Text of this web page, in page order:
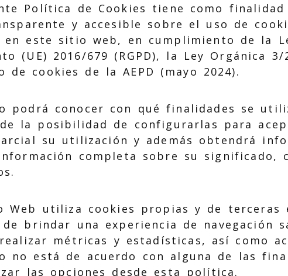
Política de Cookies tiene como
y accesible sobre el uso de
en este sitio web, en cumplimiento de la
(UE) 2016/679 (RGPD), la Ley Orgánica 3/
de cookies de la AEPD (mayo 2024).
podrá conocer con qué finalidades se
la posibilidad de configurarlas para
su utilización y además obtendrá
completa sobre su significado,
Web utiliza cookies propias y de terceras
brindar una experiencia de navegación
métricas y estadísticas, así como
no está de acuerdo con alguna de las
las opciones desde esta política.